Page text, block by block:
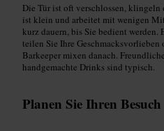
Die Tür ist oft verschlossen,
ist klein und arbeitet mit wenigen
kurz dauern, bis Sie bedient
teilen Sie Ihre
Barkeeper mixen danach.
handgemachte Drinks sind typisch.
Planen Sie Ihren Besuch